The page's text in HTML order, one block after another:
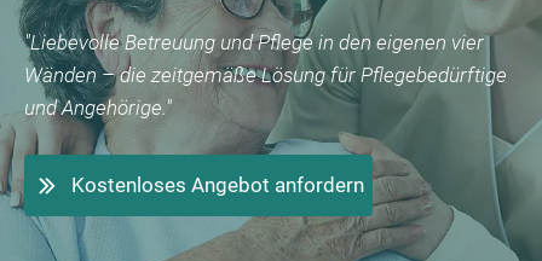
"Liebevolle Betreuung und Pflege in den eigenen vier
Wänden – die zeitgemäße Lösung für Pflegebedürftige
und Angehörige."
Kostenloses Angebot anfordern